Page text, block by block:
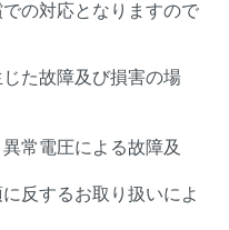
の対応となりますので
た故障及び損害の場
常電圧による故障及
反するお取り扱いによ